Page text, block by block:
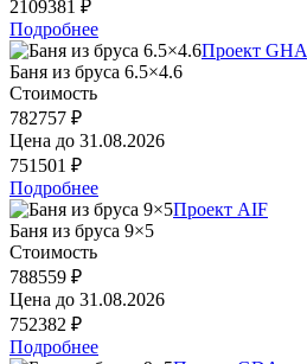
2109381 ₽
Подробнее
Проект GHA
Баня из бруса 6.5×4.6
Стоимость
782757 ₽
Цена до 31.08.2026
751501 ₽
Подробнее
Проект AIF
Баня из бруса 9×5
Стоимость
788559 ₽
Цена до 31.08.2026
752382 ₽
Подробнее